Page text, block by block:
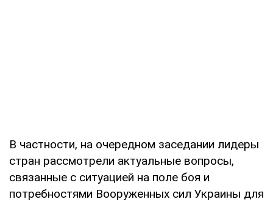
В частности, на очередном заседании лидеры
стран рассмотрели актуальные вопросы,
связанные с ситуацией на поле боя и
потребностями Вооруженных сил Украины для